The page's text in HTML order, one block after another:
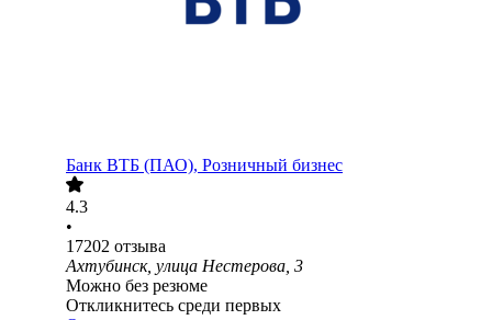
Банк ВТБ (ПАО), Розничный бизнес
4.3
•
17202 отзыва
Ахтубинск, улица Нестерова, 3
Можно без резюме
Откликнитесь среди первых